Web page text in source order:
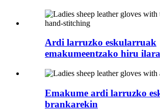
Ardi larruzko eskularruak
emakumeentzako hiru
Emakume ardi larruzko
brankarekin